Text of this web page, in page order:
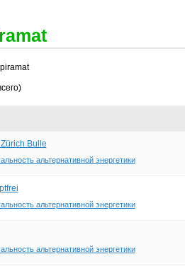
Bulle
альтернативной энергетики
альтернативной энергетики
альтернативной энергетики